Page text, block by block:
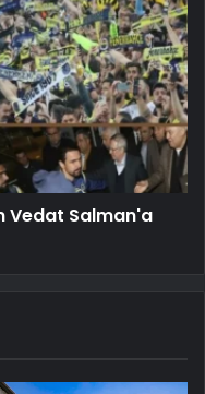
Vedat Salman'a